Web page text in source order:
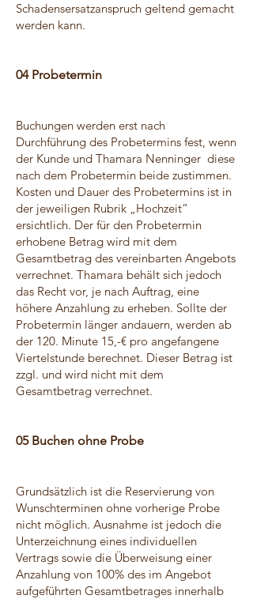
Schadensersatzanspruch geltend gemacht
werden kann.
04 Probetermin
Buchungen werden erst nach
Durchführung des Probetermins fest, wenn
der Kunde und Thamara Nenninger diese
nach dem Probetermin beide zustimmen.
Kosten und Dauer des Probetermins ist in
der jeweiligen Rubrik „Hochzeit“
ersichtlich. Der für den Probetermin
erhobene Betrag wird mit dem
Gesamtbetrag des vereinbarten Angebots
verrechnet. Thamara behält sich jedoch
das Recht vor, je nach Auftrag, eine
höhere Anzahlung zu erheben. Sollte der
Probetermin länger andauern, werden ab
der 120. Minute 15,-€ pro angefangene
Viertelstunde berechnet. Dieser Betrag ist
zzgl. und wird nicht mit dem
Gesamtbetrag verrechnet.
05 Buchen ohne Probe
Grundsätzlich ist die Reservierung von
Wunschterminen ohne vorherige Probe
nicht möglich. Ausnahme ist jedoch die
Unterzeichnung eines individuellen
Vertrags sowie die Überweisung einer
Anzahlung von 100% des im Angebot
aufgeführten Gesamtbetrages innerhalb